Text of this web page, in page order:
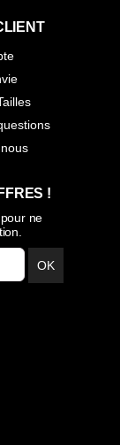
!
ne
OK